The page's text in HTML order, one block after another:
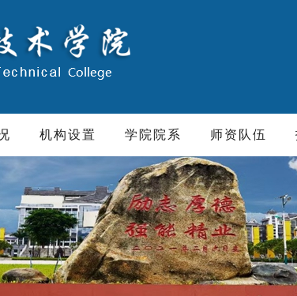
机构设置 学院院系 师资队伍